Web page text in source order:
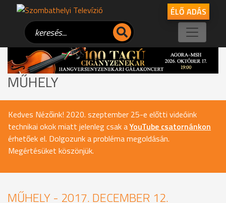
ÉLŐ ADÁS
MŰHELY
Kedves Nézőink! 2020. szeptember 25-e előtti videóink
technikai okok miatt jelenleg csak aYouTube csatornánkon
érhetőek el. Dolgozunk a probléma megoldásán.
Megértésüket köszönjük.
MŰHELY - 2017. DECEMBER 12.